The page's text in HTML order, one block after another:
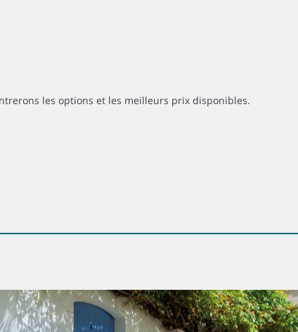
les options et les meilleurs prix disponibles.